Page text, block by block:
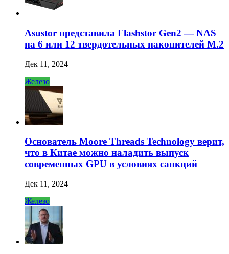
Asustor представила Flashstor Gen2 — NAS
на 6 или 12 твердотельных накопителей M.2
Дек 11, 2024
Железо
Основатель Moore Threads Technology верит,
что в Китае можно наладить выпуск
современных GPU в условиях санкций
Дек 11, 2024
Железо